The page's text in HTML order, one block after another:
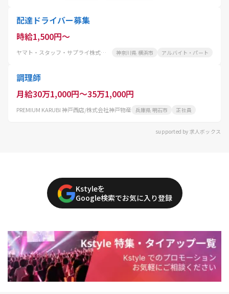
配達ドライバー募集
時給1,500円～
ヤマト・スタッフ・サプライ株式会社 神奈川県 横浜市 アルバイト・パート
調理師
月給30万1,000円～35万1,000円
PREMIUM KARUBI 神戸西店/株式会社神戸物産 兵庫県 明石市 正社員
supported by 求人ボックス
Kstyleを
Google検索でお気に入り登録